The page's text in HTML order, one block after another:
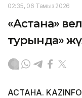
02:35, 06 Тамыз 2026
«Астана»
турында»
АСТАНА.